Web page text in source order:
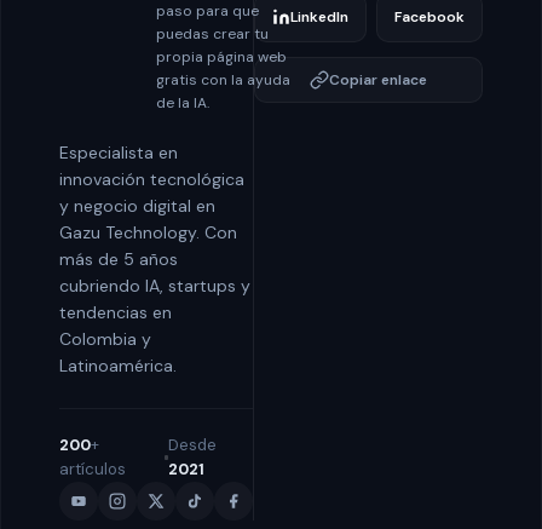
paso para que
puedas crear tu
propia página web
gratis con la ayuda
de la IA.
Especialista en
innovación tecnológica
y negocio digital en
Gazu Technology. Con
más de 5 años
cubriendo IA, startups y
tendencias en
Colombia y
Latinoamérica.
200+
artículos
Desde
2021
LinkedIn Facebook
Copiar enlace